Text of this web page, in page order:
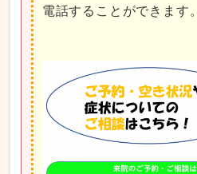
電話することができます。